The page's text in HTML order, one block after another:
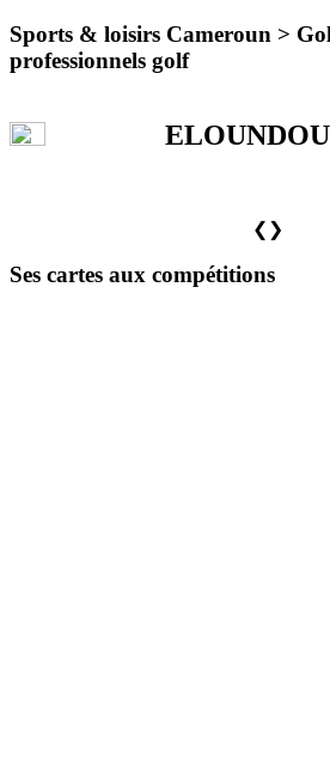
Sports & loisirs Cameroun >
professionnels golf
❮ ❯
Ses cartes aux compétitions